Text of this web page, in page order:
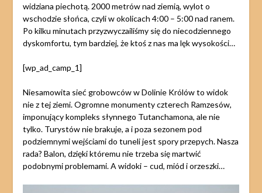
widziana piechotą. 2000 metrów nad ziemią, wylot o
wschodzie słońca, czyli w okolicach 4:00 – 5:00 nad ranem.
Po kilku minutach przyzwyczailiśmy się do niecodziennego
dyskomfortu, tym bardziej, że ktoś z nas ma lęk wysokości…
[wp_ad_camp_1]
Niesamowita sieć grobowców w Dolinie Królów to widok
nie z tej ziemi. Ogromne monumenty czterech Ramzesów,
imponujący kompleks słynnego Tutanchamona, ale nie
tylko. Turystów nie brakuje, a i poza sezonem pod
podziemnymi wejściami do tuneli jest spory przepych. Nasza
rada? Balon, dzięki któremu nie trzeba się martwić
podobnymi problemami. A widoki – cud, miód i orzeszki…